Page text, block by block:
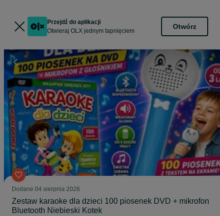
Przejdź do aplikacji
Otwieraj OLX jednym tapnięciem
Otwórz
Dodane 04 sierpnia 2026
Zestaw karaoke dla dzieci 100 piosenek DVD + mikrofon
Bluetooth Niebieski Kotek